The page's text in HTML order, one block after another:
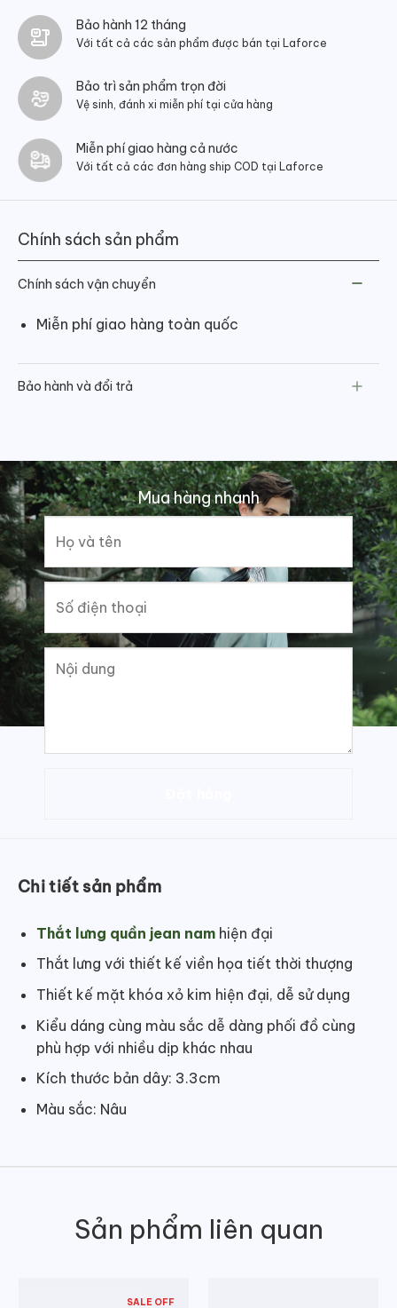
Bảo hành 12 tháng
Với tất cả các sản phẩm được bán tại Laforce
Bảo trì sản phẩm trọn đời
Vệ sinh, đánh xi miễn phí tại cửa hàng
Miễn phí giao hàng cả nước
Với tất cả các đơn hàng ship COD tại Laforce
Chính sách sản phẩm
Chính sách vận chuyển
Miễn phí giao hàng toàn quốc
Bảo hành và đổi trả
Mua hàng nhanh
Chi tiết sản phẩm
Thắt lưng quần jean namhiện đại
Thắt lưng với thiết kế viền họa tiết thời thượng
Thiết kế mặt khóa xỏ kim hiện đại, dễ sử dụng
Kiểu dáng cùng màu sắc dễ dàng phối đồ cùng
phù hợp với nhiều dịp khác nhau
Kích thước bản dây: 3.3cm
Màu sắc: Nâu
Sản phẩm liên quan
SALE OFF